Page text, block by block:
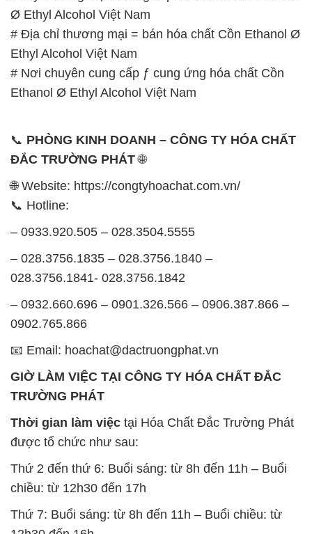
Ethanol Ø Ethyl Alcohol Việt Nam
📞PHÒNG KINH DOANH – CÔNG TY HÓA CHẤT
ĐẮC TRƯỜNG PHÁT🌐
🌐 Website: https://congtyhoachat.com.vn/
– 0933.920.505 – 028.3504.5555
028.3756.1841- 028.3756.1842
0902.765.866
📧 Email: hoachat@dactruongphat.vn
TRƯỜNG PHÁT
được tổ chức như sau:
Thứ 2 đến thứ 6: Buổi sáng: từ 8h đến 11h – Buổi
chiều: từ 12h30 đến 17h
Thứ 7: Buổi sáng: từ 8h đến 11h – Buổi chiều: từ
12h30 đến 16h
Chủ nhật: Nghỉ chủ nhật hàng tuần
thủ giờ làm việc để đảm bảo sự hỗ trợ tốt nhất cho